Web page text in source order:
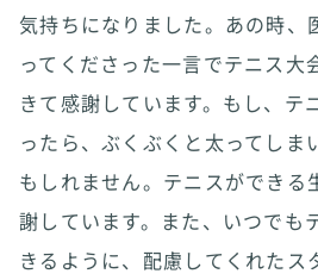
気持ちになりました。あの時、
ってくださった一言でテニス大
きて感謝しています。もし、テ
ったら、ぶくぶくと太ってしま
もしれません。テニスができる
謝しています。また、いつでも
きるように、配慮してくれたス